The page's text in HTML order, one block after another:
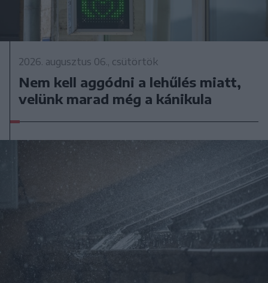
2026. augusztus 06., csütörtök
Nem kell aggódni a lehűlés miatt,
velünk marad még a kánikula